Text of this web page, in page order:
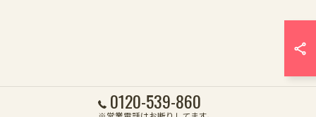
0120-539-860